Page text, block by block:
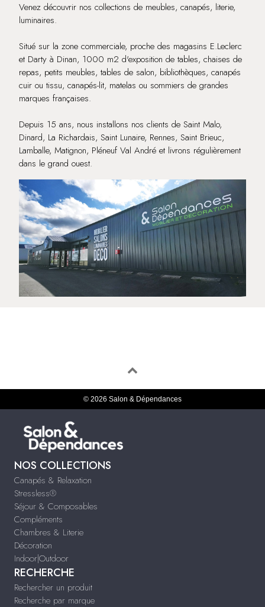
Venez découvrir nos collections de meubles, canapés, literie,
luminaires.
Situé sur la zone commerciale, proche des magasins E.Leclerc
et Darty à Dinan, 1000 m2 d'exposition de tables, chaises de
repas, petits meubles, tables de salon, bibliothèques, canapés
cuir ou tissu, canapés-lit, matelas ou sommiers de grandes
marques françaises.
Depuis 15 ans, nous installons nos clients de Saint Malo,
Dinard, La Richardais, Saint Lunaire, Rennes, Saint Brieuc,
Lamballe, Matignon, Pléneuf Val André et livrons régulièrement
dans le grand ouest.
© 2026 Salon & Dépendances
NOS COLLECTIONS
Canapés & Relaxation
Stressless®
Séjour & Composables
Compléments
Chambres & Literie
Décoration
Indoor|Outdoor
RECHERCHE
Rechercher un produit
Recherche par marque